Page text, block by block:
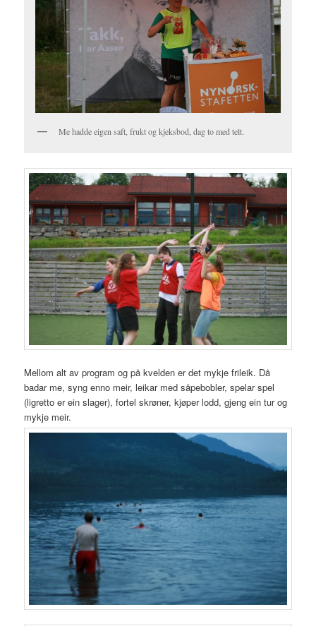
Me hadde eigen saft, frukt og kjeksbod, dag to med telt.
Mellom alt av program og på kvelden er det mykje frileik. Då
badar me, syng enno meir, leikar med såpebobler, spelar spel
(ligretto er ein slager), fortel skrøner, kjøper lodd, gjeng ein tur og
mykje meir.